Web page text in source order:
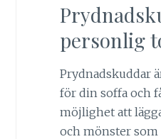
personlig
Prydnadskuddar
för din soffa och
möjlighet att
och mönster som